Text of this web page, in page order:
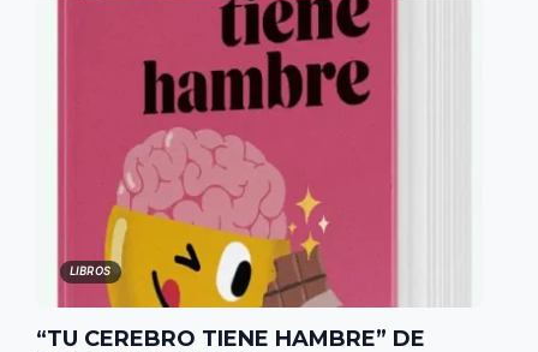
LIBROS
“TU CEREBRO TIENE HAMBRE” DE